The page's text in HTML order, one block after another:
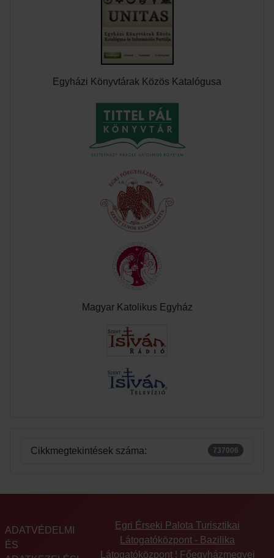
Egyházi Könyvtárak Közös Katalógusa
Magyar Katolikus Egyház
Cikkmegtekintések száma: 737006
ADATVÉDELMI
ÉS
Egri Érseki Palota Turisztikai
Látogatóközpont - Bazilika
Látogatóközpont¦ Főegyházmegyei